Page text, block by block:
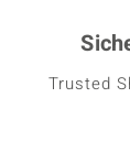
Trusted